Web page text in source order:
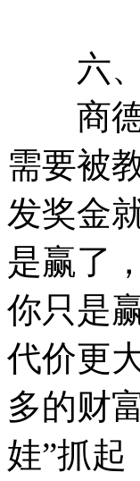
六、
商德
需要被
发奖金
是赢了
你只是
代价更
多的财
娃”抓